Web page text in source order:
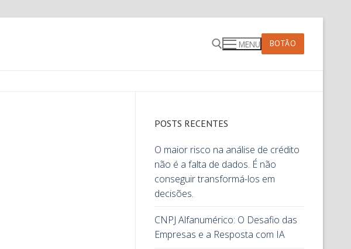
MENU BOTÃO
POSTS RECENTES
O maior risco na análise de crédito
não é a falta de dados. É não
conseguir transformá-los em
decisões.
CNPJ Alfanumérico: O Desafio das
Empresas e a Resposta com IA